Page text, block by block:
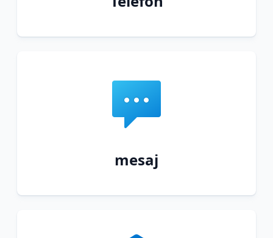
mesaj